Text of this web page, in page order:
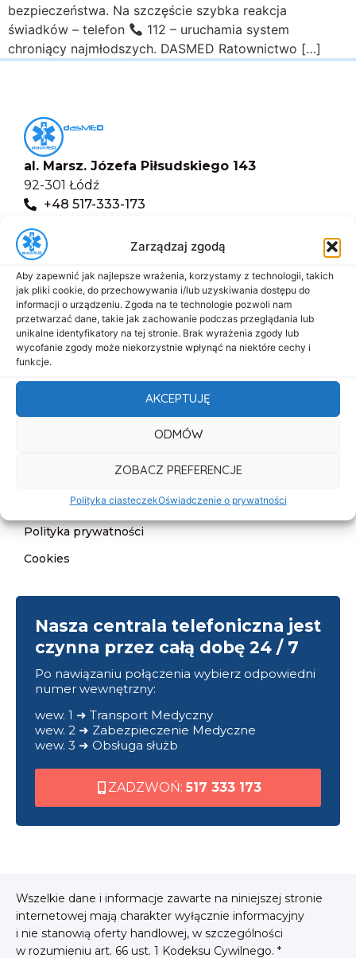
Zarządzaj zgodą
Aby zapewnić jak najlepsze wrażenia, korzystamy z technologii, takich
jak pliki cookie, do przechowywania i/lub uzyskiwania dostępu do
informacji o urządzeniu. Zgoda na te technologie pozwoli nam
przetwarzać dane, takie jak zachowanie podczas przeglądania lub
unikalne identyfikatory na tej stronie. Brak wyrażenia zgody lub
wycofanie zgody może niekorzystnie wpłynąć na niektóre cechy i
funkcje.
AKCEPTUJĘ
ODMÓW
ZOBACZ PREFERENCJE
Polityka ciasteczekOświadczenie o prywatności
bezpieczeństwa. Na szczęście szybka reakcja
świadków – telefon
112 – uruchamia system
chroniący najmłodszych. DASMED Ratownictwo […]
al. Marsz. Józefa Piłsudskiego 143
92-301 Łódź
+48 517-333-173
biuro@dasmed.pl
Menu
Start
O nas
Oferta
Cennik
Kontakt
Deklaracja dostępności
Klauzula informacyjna
Polityka prywatności
Cookies
Nasza centrala telefoniczna jest
czynna przez całą dobę 24 / 7
Po nawiązaniu połączenia wybierz odpowiedni
numer wewnętrzny:
wew. 1 ➜ Transport Medyczny
wew. 2 ➜ Zabezpieczenie Medyczne
wew. 3 ➜ Obsługa służb
ZADZWOŃ: 517 333 173
Wszelkie dane i informacje zawarte na niniejszej stronie
internetowej mają charakter wyłącznie informacyjny
i nie stanowią oferty handlowej, w szczególności
w rozumieniu art. 66 ust. 1 Kodeksu Cywilnego. *